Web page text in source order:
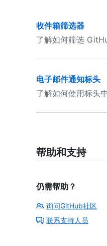
收件箱筛选器
了解如何筛选
电子邮件通知标头
了解如何使用标头
帮助和支持
仍需帮助？
询问GitHub社区
联系支持人员